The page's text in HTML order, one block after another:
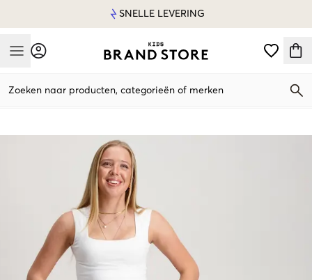
SNELLE LEVERING
Mobile Menu
Zoeken naar producten, categorieën of merken